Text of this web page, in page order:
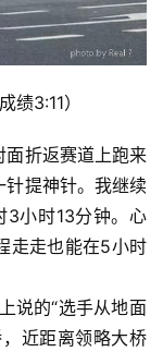
绩3:11）
面折返赛道上跑来
提神针。我继续
3小时13分钟。心
走走也能在5小时
近距离领略大桥